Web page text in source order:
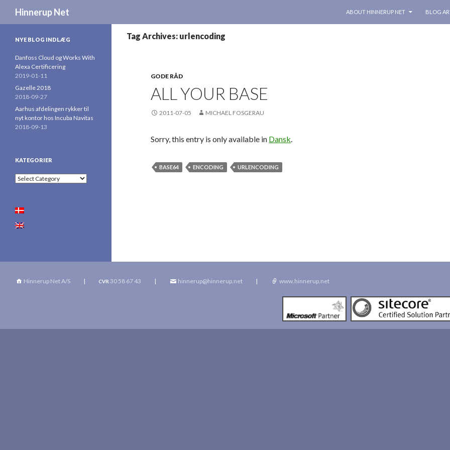
Hinnerup Net
ABOUT HINNERUP NET
BLOG
Tag Archives: urlencoding
GODE RÅD
ALL YOUR BASE
2011-07-05 MICHAEL FOSGERAU
Sorry, this entry is only available in Dansk.
BASE64 ENCODING URLENCODING
NYE BLOG INDLÆG
Danfoss Cloud og Works With
Alexa Certificering
2019-01-11
Gazelle 2018
2018-09-27
Aarhus afdelingen rykker til
nyt kontor hos Incuba Navitas
2018-09-13
KATEGORIER
Kategorier
Hinnerup Net A/S | CVR 30 58 67 43 | hinnerup@hinnerup.net | www.hinnerup.net